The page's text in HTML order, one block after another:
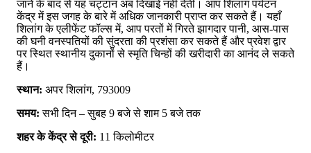
जाने के बाद से यह चट्टान अब दिखाई नहीं देती। आप शिलांग पर्यटन
केंद्र में इस जगह के बारे में अधिक जानकारी प्राप्त कर सकते हैं। यहाँ
शिलांग के एलीफेंट फॉल्स में, आप परतों में गिरते झागदार पानी, आस-पास
की घनी वनस्पतियों की सुंदरता की प्रशंसा कर सकते हैं और प्रवेश द्वार
पर स्थित स्थानीय दुकानों से स्मृति चिन्हों की खरीदारी का आनंद ले सकते
हैं।
स्थान: अपर शिलांग, 793009
समय: सभी दिन – सुबह 9 बजे से शाम 5 बजे तक
शहर के केंद्र से दूरी: 11 किलोमीटर